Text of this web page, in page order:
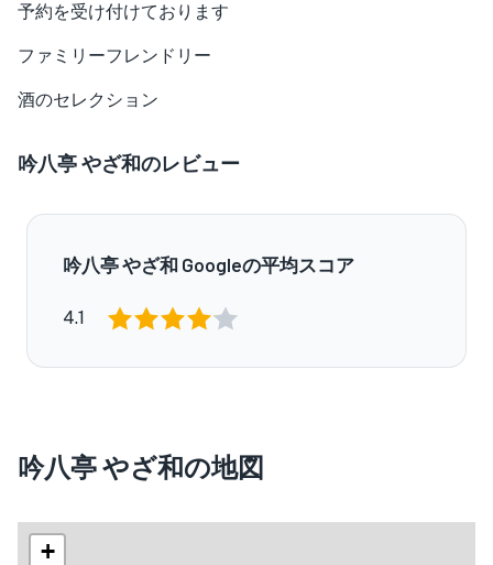
予約を受け付けております
ファミリーフレンドリー
酒のセレクション
吟八亭 やざ和のレビュー
吟八亭 やざ和 Googleの平均スコア
4.1
吟八亭 やざ和の地図
+